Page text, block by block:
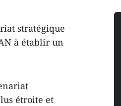
stratégique
à établir un
étroite et